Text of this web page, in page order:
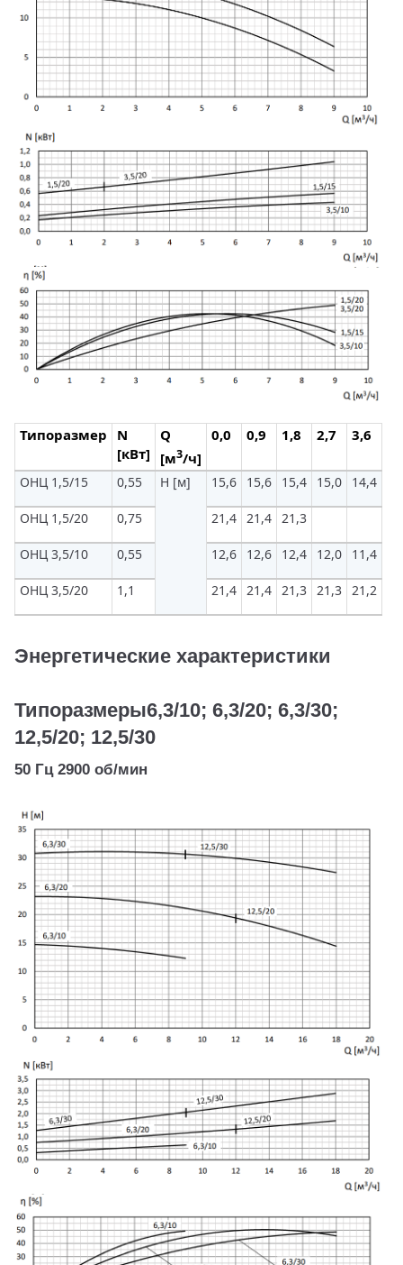
Типоразмер
N
[кВт]
Q
[м3/ч]
0,0 0,9 1,8 2,7 3,6
ОНЦ 1,5/15 0,55 H [м] 15,6 15,6 15,4 15,0 14,4
ОНЦ 1,5/20 0,75 21,4 21,4 21,3
ОНЦ 3,5/10 0,55 12,6 12,6 12,4 12,0 11,4
ОНЦ 3,5/20 1,1 21,4 21,4 21,3 21,3 21,2
Энергетические характеристики
Типоразмеры6,3/10; 6,3/20; 6,3/30;
12,5/20; 12,5/30
50 Гц 2900 об/мин